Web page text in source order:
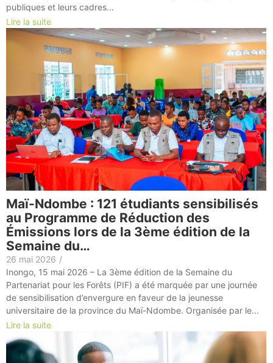
publiques et leurs cadres...
Lire la suite
Maï-Ndombe : 121 étudiants sensibilisés
au Programme de Réduction des
Émissions lors de la 3ème édition de la
Semaine du…
26 mai 2026 /
Inongo, 15 mai 2026 – La 3ème édition de la Semaine du
Partenariat pour les Forêts (PIF) a été marquée par une journée
de sensibilisation d’envergure en faveur de la jeunesse
universitaire de la province du Maï-Ndombe. Organisée par le...
Lire la suite